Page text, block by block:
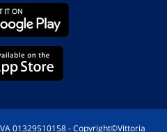
01329510158 - Copyright©Vittoria